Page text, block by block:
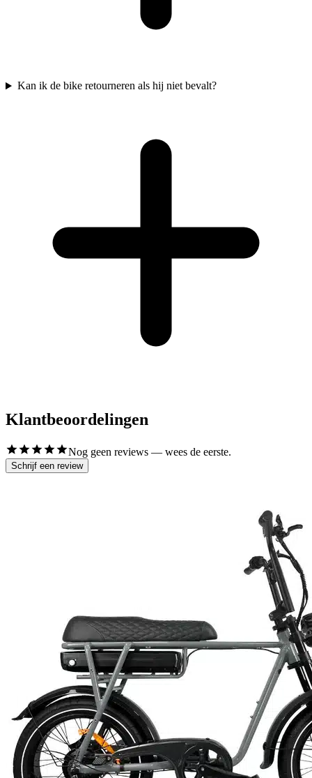
Kan ik de bike retourneren als hij niet bevalt?
Klantbeoordelingen
Nog geen reviews — wees de eerste.
Schrijf een review